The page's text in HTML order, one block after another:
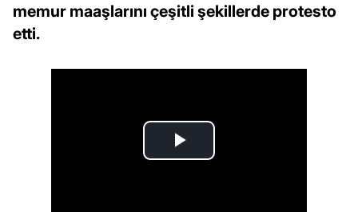
memur maaşlarını çeşitli şekillerde protesto
etti.